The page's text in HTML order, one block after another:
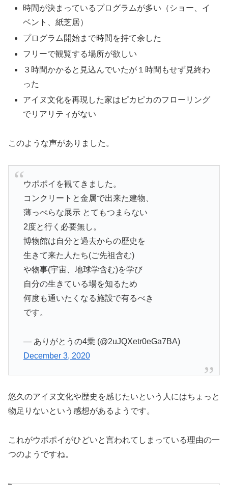
時間が決まっているプログラムが多い（ショー、イ
ベント、紙芝居）
プログラム開始まで時間を持て余した
フリーで観覧する場所が欲しい
３時間かかると見込んでいたが１時間もせず見終わ
った
アイヌ文化を再現した家はピカピカのフローリング
でリアリティがない
このような声がありました。
ウポポイを観てきました。
コンクリートと金属で出来た建物、
薄っぺらな展示 とてもつまらない
2度と行く必要無し。
博物館は自分と過去からの歴史を
生きて来た人たち(ご先祖含む)
や物事(宇宙、地球学含む)を学び
自分の生きている場を知るため
何度も通いたくなる施設で有るべき
です。
— ありがとうの4乗 (@2uJQXetr0eGa7BA)
December 3, 2020
悠久のアイヌ文化や歴史を感じたいという人にはちょっと
物足りないという感想があるようです。
これがウポポイがひどいと言われてしまっている理由の一
つのようですね。